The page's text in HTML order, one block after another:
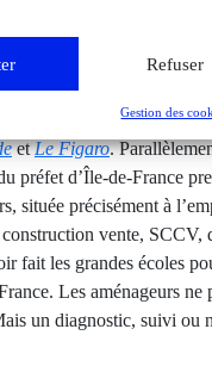
Refuser
Gestion des
de loi pour la
du territoire en
déposer un amendement
suscitant la vive
etLe Figaro.
préfet d’Île-de-France
située précisément à
vente, SCCV,
fait les grandes écoles
Les aménageurs ne
un diagnostic, suivi ou